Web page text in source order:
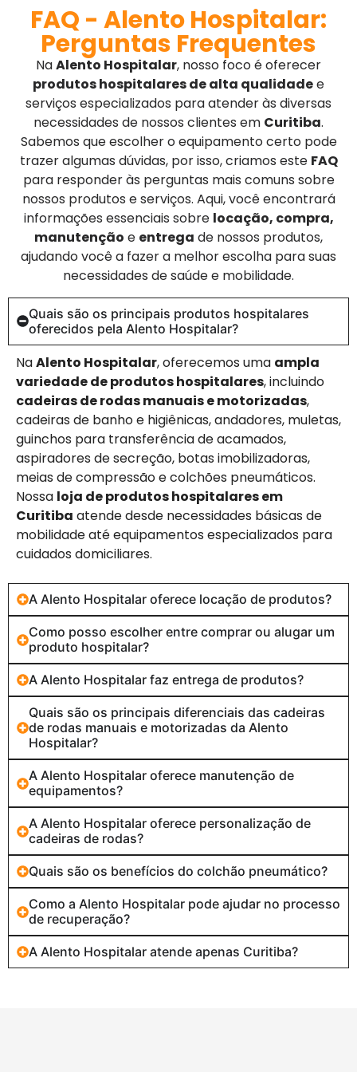
FAQ - Alento Hospitalar:
Perguntas Frequentes
NaAlento Hospitalar, nosso foco é oferecer
produtos hospitalares de alta qualidadee
serviços especializados para atender às diversas
necessidades de nossos clientes em Curitiba.
Sabemos que escolher o equipamento certo pode
trazer algumas dúvidas, por isso, criamos este FAQ
para responder às perguntas mais comuns sobre
nossos produtos e serviços. Aqui, você encontrará
informações essenciais sobre locação, compra,
manutenção e entrega de nossos produtos,
ajudando você a fazer a melhor escolha para suas
necessidades de saúde e mobilidade.
Quais são os principais produtos hospitalares
oferecidos pela Alento Hospitalar?
NaAlento Hospitalar, oferecemos uma ampla
variedade de produtos hospitalares, incluindo
cadeiras de rodas manuais e motorizadas,
cadeiras de banho e higiênicas, andadores, muletas,
guinchos para transferência de acamados,
aspiradores de secreção, botas imobilizadoras,
meias de compressão e colchões pneumáticos.
Nossa loja de produtos hospitalares em
Curitiba atende desde necessidades básicas de
mobilidade até equipamentos especializados para
cuidados domiciliares.
A Alento Hospitalar oferece locação de produtos?
Como posso escolher entre comprar ou alugar um
produto hospitalar?
A Alento Hospitalar faz entrega de produtos?
Quais são os principais diferenciais das cadeiras
de rodas manuais e motorizadas da Alento
Hospitalar?
A Alento Hospitalar oferece manutenção de
equipamentos?
A Alento Hospitalar oferece personalização de
cadeiras de rodas?
Quais são os benefícios do colchão pneumático?
Como a Alento Hospitalar pode ajudar no processo
de recuperação?
A Alento Hospitalar atende apenas Curitiba?